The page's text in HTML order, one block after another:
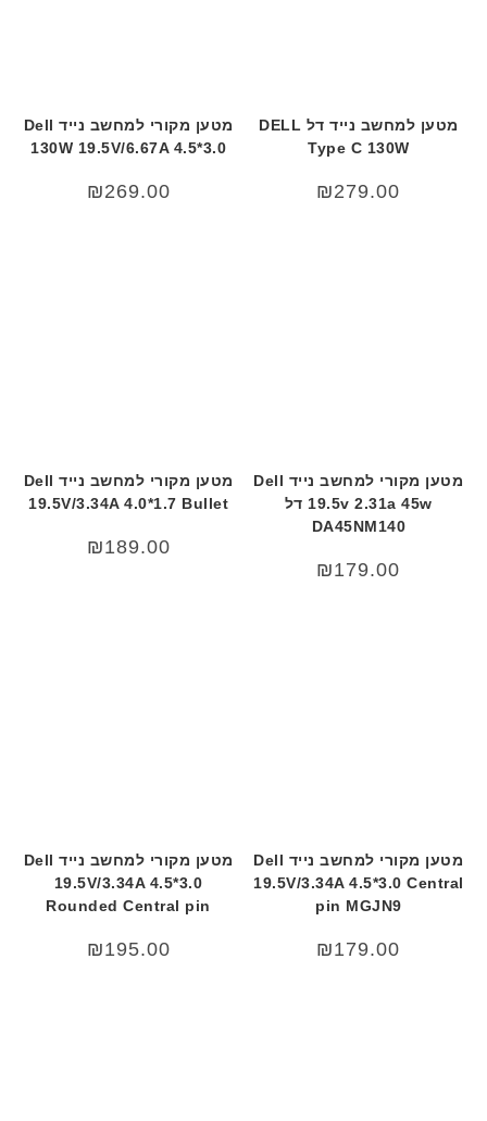
מטען למחשב נייד דל DELL
Type C 130W
₪279.00
מטען מקורי למחשב נייד Dell
130W 19.5V/6.67A 4.5*3.0
₪269.00
מטען מקורי למחשב נייד Dell
19.5v 2.31a 45w דל
DA45NM140
₪179.00
מטען מקורי למחשב נייד Dell
19.5V/3.34A 4.0*1.7 Bullet
₪189.00
מטען מקורי למחשב נייד Dell
19.5V/3.34A 4.5*3.0 Central
pin MGJN9
₪179.00
מטען מקורי למחשב נייד Dell
19.5V/3.34A 4.5*3.0
Rounded Central pin
₪195.00